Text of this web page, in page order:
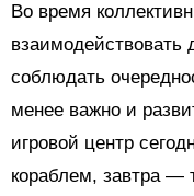
Во время
взаимодействовать
соблюдать
менее важно и
игровой центр
кораблем, завтра —